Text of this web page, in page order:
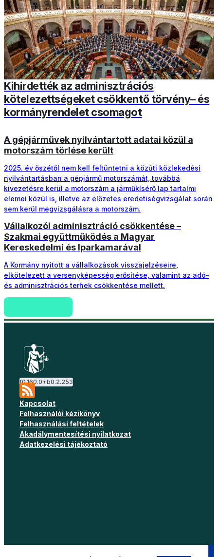
Kihirdették az adminisztrációs
kötelezettségeket csökkentő törvény– és
kormányrendelet csomagot
A gépjárművek nyilvántartott adatai közül a
motorszám törlése került
2025. év őszétől nem kell feltüntetni a közúti közlekedési
nyilvántartásban a gépjármű motorszámát, továbbá
kivezetésre kerül a motorszám a járműkísérő lap tartalmi
elemei közül is, illetve az előzetes eredetiségvizsgálat során
sem kerül megvizsgálásra a motorszám.
Vállalkozói adminisztráció csökkentése –
Szakmai együttműködés a Magyar
Kereskedelmi és Iparkamarával
A Kormány nyitott a vállalkozások visszajelzéseire,
elkötelezett a versenyképesség erősítése, valamint az adó-
és adminisztrációs terhek csökkentése mellett.
f0.160.0+b0.2.253
Kapcsolat
Felhasználói kézikönyv
Felhasználási feltételek
Akadálymentesítési nyilatkozat
Adatkezelési tájékoztató